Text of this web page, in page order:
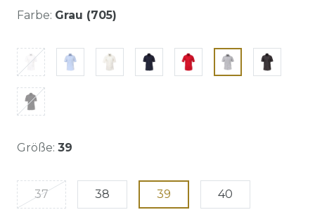
Farbe: Grau (705)
Größe: 39
37 38 39 40